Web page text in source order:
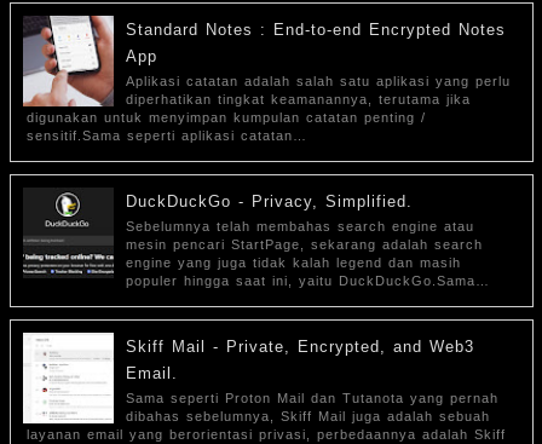
Standard Notes : End-to-end Encrypted Notes
App
Aplikasi catatan adalah salah satu aplikasi yang perlu
diperhatikan tingkat keamanannya, terutama jika
digunakan untuk menyimpan kumpulan catatan penting /
sensitif.Sama seperti aplikasi catatan…
DuckDuckGo - Privacy, Simplified.
Sebelumnya telah membahas search engine atau
mesin pencari StartPage, sekarang adalah search
engine yang juga tidak kalah legend dan masih
populer hingga saat ini, yaitu DuckDuckGo.Sama…
Skiff Mail - Private, Encrypted, and Web3
Email.
Sama seperti Proton Mail dan Tutanota yang pernah
dibahas sebelumnya, Skiff Mail juga adalah sebuah
layanan email yang berorientasi privasi, perbedaannya adalah Skiff